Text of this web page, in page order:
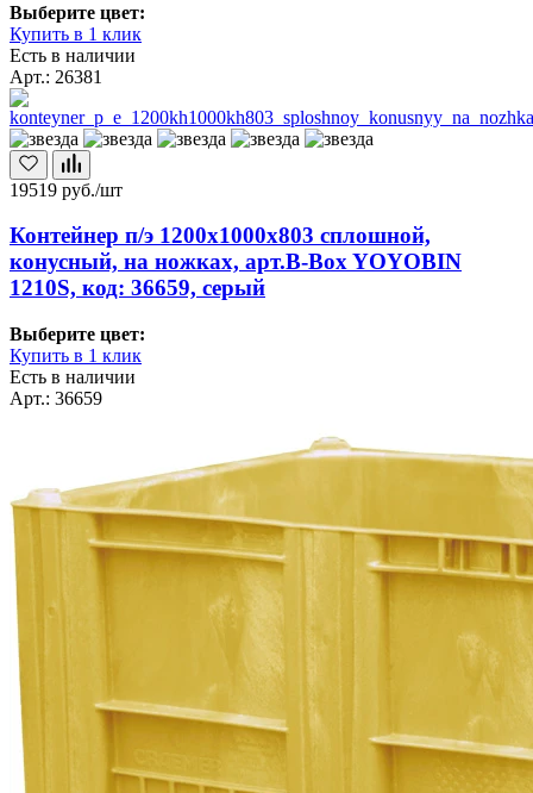
Выберите цвет:
Купить в 1 клик
Есть в наличии
Арт.: 26381
19519 руб./шт
Контейнер п/э 1200х1000х803 сплошной,
конусный, на ножках, арт.B-Box YOYOBIN
1210S, код: 36659, серый
Выберите цвет:
Купить в 1 клик
Есть в наличии
Арт.: 36659